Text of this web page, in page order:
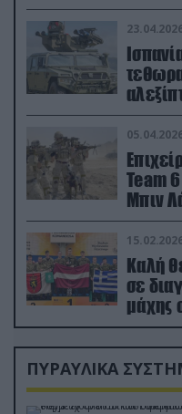
ορμή
Team
Μπιν
Καλή
σε
μάχης
ΠΥΡΑΥΛΙΚΑ